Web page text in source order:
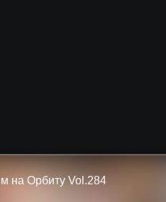
на Орбиту Vol.284